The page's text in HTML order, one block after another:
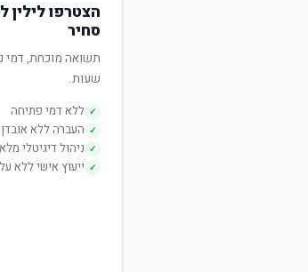
הצטרפו
סחיר
שעות.
✓ ללא דמי פתיחה
✓ העברה ללא
✓ ניהול דיגיטלי מלא
✓ ייעוץ אישי ללא